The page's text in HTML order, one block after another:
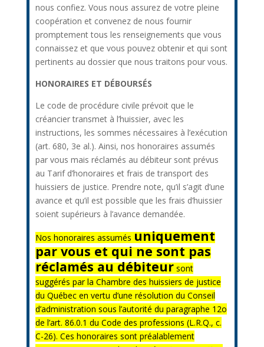
nous confiez. Vous nous assurez de votre pleine
coopération et convenez de nous fournir
promptement tous les renseignements que vous
connaissez et que vous pouvez obtenir et qui sont
pertinents au dossier que nous traitons pour vous.
HONORAIRES ET DÉBOURSÉS
Le code de procédure civile prévoit que le
créancier transmet à l’huissier, avec les
instructions, les sommes nécessaires à l’exécution
(art. 680, 3e al.). Ainsi, nos honoraires assumés
par vous mais réclamés au débiteur sont prévus
au Tarif d’honoraires et frais de transport des
huissiers de justice. Prendre note, qu’il s’agit d’une
avance et qu’il est possible que les frais d’huissier
soient supérieurs à l’avance demandée.
Nos honoraires assumés uniquement
par vous et qui ne sont pas
réclamés au débiteursont
suggérés par la Chambre des huissiers de justice
du Québec en vertu d’une résolution du Conseil
d’administration sous l’autorité du paragraphe 12o
de l’art. 86.0.1 du Code des professions (L.R.Q., c.
C-26). Ces honoraires sont préalablement